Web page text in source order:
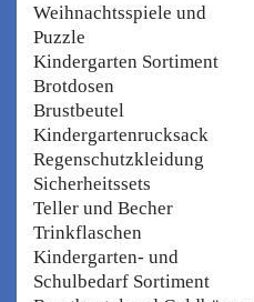
Weihnachtsspiele und
Puzzle
Kindergarten Sortiment
Brotdosen
Brustbeutel
Kindergartenrucksack
Regenschutzkleidung
Sicherheitssets
Teller und Becher
Trinkflaschen
Kindergarten- und
Schulbedarf Sortiment